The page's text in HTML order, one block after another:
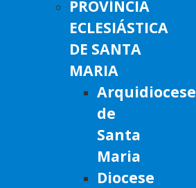
PROVÍNCIA
ECLESIÁSTICA
DE SANTA
MARIA
Arquidiocese
de
Santa
Maria
Diocese